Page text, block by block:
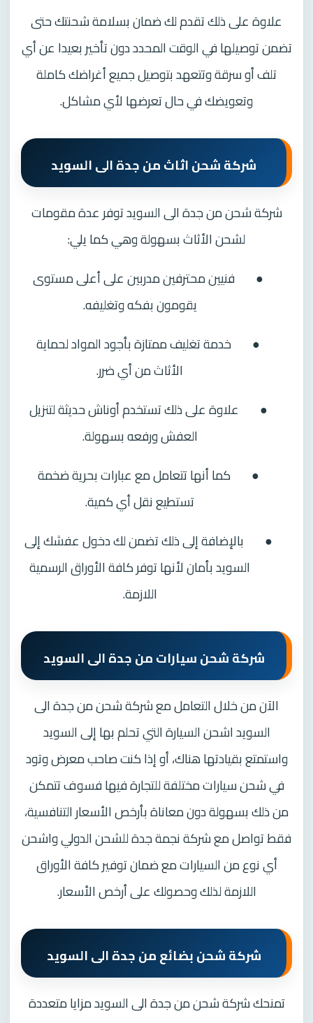
علاوة على ذلك تقدم لك ضمان بسلامة شحنتك حتى
تضمن توصيلها في الوقت المحدد دون تأخير بعيدا عن أي
تلف أو سرقة وتتعهد بتوصيل جميع أغراضك كاملة
وتعويضك في حال تعرضها لأي مشاكل.
شركة شحن اثاث من جدة الى السويد
شركة شحن من جدة الى السويد توفر عدة مقومات
لشحن الأثاث بسهولة وهي كما يلي:
●
فنيين محترفين مدربين على أعلى مستوى
يقومون بفكه وتغليفه.
●
خدمة تغليف ممتازة بأجود المواد لحماية
الأثاث من أي ضرر.
●
علاوة على ذلك تستخدم أوناش حديثة لتنزيل
العفش ورفعه بسهولة.
●
كما أنها تتعامل مع عبارات بحرية ضخمة
تستطيع نقل أي كمية.
●
بالإضافة إلى ذلك تضمن لك دخول عفشك إلى
السويد بأمان لأنها توفر كافة الأوراق الرسمية
اللازمة.
شركة شحن سيارات من جدة الى السويد
الآن من خلال التعامل مع شركة شحن من جدة الى
السويد اشحن السيارة التي تحلم بها إلى السويد
واستمتع بقيادتها هناك، أو إذا كنت صاحب معرض وتود
في شحن سيارات مختلفة للتجارة فيها فسوف تتمكن
من ذلك بسهولة دون معاناة بأرخص الأسعار التنافسية،
فقط تواصل مع شركة نجمة جدة للشحن الدولي واشحن
أي نوع من السيارات مع ضمان توفير كافة الأوراق
اللازمة لذلك وحصولك على أرخص الأسعار.
شركة شحن بضائع من جدة الى السويد
تمنحك شركة شحن من جدة الى السويد مزايا متعددة